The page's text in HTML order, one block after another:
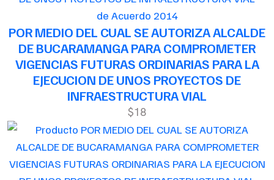
de Acuerdo 2014
POR MEDIO DEL CUAL SE AUTORIZA ALCALDE
DE BUCARAMANGA PARA COMPROMETER
VIGENCIAS FUTURAS ORDINARIAS PARA LA
EJECUCION DE UNOS PROYECTOS DE
INFRAESTRUCTURA VIAL
$18